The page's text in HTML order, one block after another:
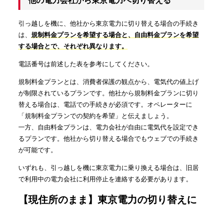
引っ越しを機に、他社から東京電力に切り替える場合の手続き
は、 規制料金プランを希望する場合と、自由料金プランを希望
する場合とで、それぞれ異なります。
電話番号は前述した表を参考にしてください。
規制料金プランとは、消費者保護の観点から、電気代の値上げ
が制限されているプランです。他社から規制料金プランに切り
替える場合は、電話での手続きが必須です。オペレーターに
「規制料金プランでの契約を希望」と伝えましょう。
一方、自由料金プランは、電力会社が自由に電気代を設定でき
るプランです。他社から切り替える場合でもウェブでの手続き
が可能です。
いずれも、引っ越しを機に東京電力に乗り換える場合は、旧居
で利用中の電力会社に利用停止を連絡する必要があります。
【現住所のまま】東京電力の切り替えに